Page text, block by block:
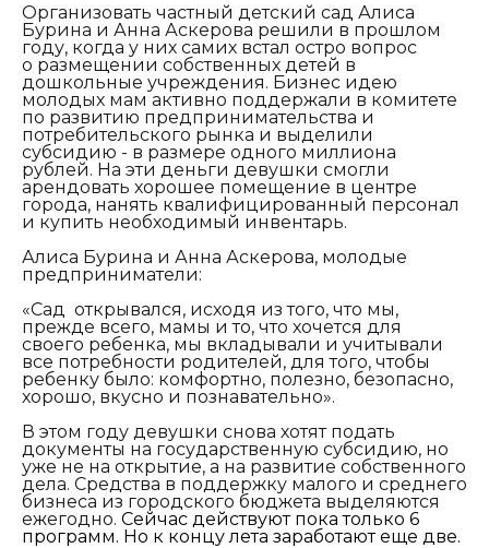
Организовать частный детский сад Алиса
Бурина и Анна Аскерова решили в прошлом
году, когда у них самих встал остро вопрос
о размещении собственных детей в
дошкольные учреждения. Бизнес идею
молодых мам активно поддержали в комитете
по развитию предпринимательства и
потребительского рынка и выделили
субсидию - в размере одного миллиона
рублей. На эти деньги девушки смогли
арендовать хорошее помещение в центре
города, нанять квалифицированный персонал
и купить необходимый инвентарь.
Алиса Бурина и Анна Аскерова, молодые
предприниматели:
«Сад открывался, исходя из того, что мы,
прежде всего, мамы и то, что хочется для
своего ребенка, мы вкладывали и учитывали
все потребности родителей, для того, чтобы
ребенку было: комфортно, полезно, безопасно,
хорошо, вкусно и познавательно».
В этом году девушки снова хотят подать
документы на государственную субсидию, но
уже не на открытие, а на развитие собственного
дела. Средства в поддержку малого и среднего
бизнеса из городского бюджета выделяются
ежегодно. Сейчас действуют пока только 6
программ. Но к концу лета заработают еще две.